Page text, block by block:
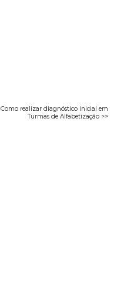
Como realizar diagnóstico inicial em
Turmas de Alfabetização >>